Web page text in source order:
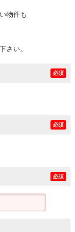
物件も
さい。
必須
必須
必須